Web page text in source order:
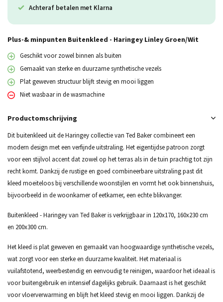
Achteraf betalen met Klarna
Plus-& minpunten Buitenkleed - Haringey Linley Groen/Wit
Geschikt voor zowel binnen als buiten
Gemaakt van sterke en duurzame synthetische vezels
Plat geweven structuur blijft stevig en mooi liggen
Niet wasbaar in de wasmachine
Productomschrijving
Dit buitenkleed uit de Haringey collectie van Ted Baker combineert een
modern design met een verfijnde uitstraling. Het eigentijdse patroon zorgt
voor een stijlvol accent dat zowel op het terras als in de tuin prachtig tot zijn
recht komt. Dankzij de rustige en goed combineerbare uitstraling past dit
kleed moeiteloos bij verschillende woonstijlen en vormt het ook binnenshuis,
bijvoorbeeld in de woonkamer of eetkamer, een echte blikvanger.
Buitenkleed - Haringey van Ted Baker is verkrijgbaar in 120x170, 160x230 cm
en 200x300 cm.
Het kleed is plat geweven en gemaakt van hoogwaardige synthetische vezels,
wat zorgt voor een sterke en duurzame kwaliteit. Het materiaal is
vuilafstotend, weerbestendig en eenvoudig te reinigen, waardoor het ideaal is
voor buitengebruik en intensief dagelijks gebruik. Daarnaast is het geschikt
voor vloerverwarming en blijft het kleed stevig en mooi liggen. Dankzij de